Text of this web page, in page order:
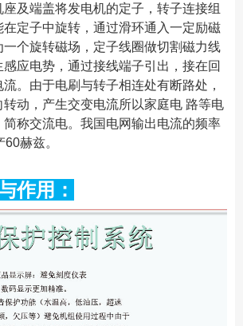
端盖将发电机的定子，转子连接组
定子中旋转，通过滑环通入一定励磁
一个旋转磁场，定子线圈做切割磁力线
应电势，通过接线端子引出，接在回
。由于电刷与转子相连处有断路处，
动，产生交变电流所以家庭电 路等电
简称交流电。我国电网输出电流的频率
也可生产60赫兹。
作用：